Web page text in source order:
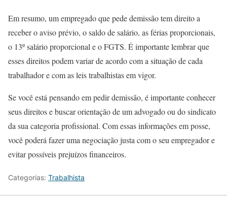
Em resumo, um empregado que pede demissão tem direito a
receber o aviso prévio, o saldo de salário, as férias proporcionais,
o 13º salário proporcional e o FGTS. É importante lembrar que
esses direitos podem variar de acordo com a situação de cada
trabalhador e com as leis trabalhistas em vigor.
Se você está pensando em pedir demissão, é importante conhecer
seus direitos e buscar orientação de um advogado ou do sindicato
da sua categoria profissional. Com essas informações em posse,
você poderá fazer uma negociação justa com o seu empregador e
evitar possíveis prejuízos financeiros.
Categorias: Trabalhista